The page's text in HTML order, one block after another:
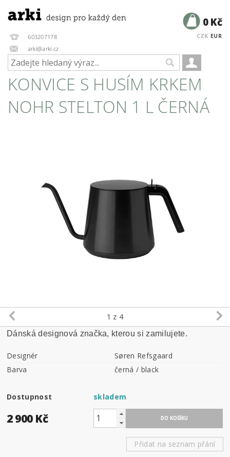
603207178
arki@arki.cz
CZK EUR
0 Kč
KONVICE S HUSÍM KRKEM
NOHR STELTON 1 L ČERNÁ
1 z 4
Dánská designová značka, kterou si zamilujete.
Designér
Søren Refsgaard
Barva
černá / black
Dostupnost skladem
2 900 Kč
Přidat na seznam přání